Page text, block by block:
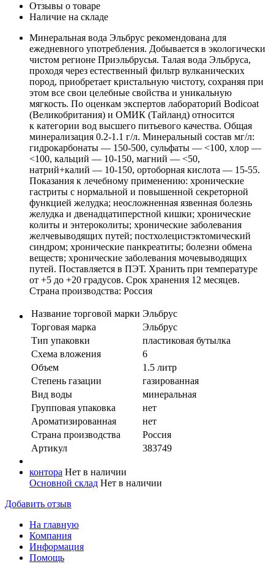
Отзывы о товаре
Наличие на складе
Минеральная вода Эльбрус рекомендована для
ежедневного употребления. Добывается в экологически
чистом регионе Приэльбрусья. Талая вода Эльбруса,
проходя через естественный фильтр вулканических
пород, приобретает кристальную чистоту, сохраняя при
этом все свои целебные свойства и уникальную
мягкость. По оценкам экспертов лабораторий Bodicoat
(Великобритания) и ОМИК (Тайланд) относится
к категории вод высшего питьевого качества. Общая
минерализация 0.2-1.1 г/л. Минеральный состав мг/л:
гидрокарбонаты — 150-500, сульфаты — <100, хлор —
<100, кальций — 10-150, магний — <50,
натрий+калий — 10-150, ортоборная кислота — 15-55.
Показания к лечебному применению: хронические
гастриты с нормальной и повышенной секреторной
функцией желудка; неосложненная язвенная болезнь
желудка и двенадцатиперстной кишки; хронические
колиты и энтероколиты; хронические заболевания
желчевыводящих путей; постхолецистэктомический
синдром; хронические панкреатиты; болезни обмена
веществ; хронические заболевания мочевыводящих
путей. Поставляется в ПЭТ. Хранить при температуре
от +5 до +20 градусов. Срок хранения 12 месяцев.
Страна производства: Россия
Название торговой марки Эльбрус
Торговая марка
Эльбрус
Тип упаковки
пластиковая бутылка
Схема вложения
6
Объем
1.5 литр
Степень газации
газированная
Вид воды
минеральная
Групповая упаковка
нет
Ароматизированная
нет
Страна производства
Россия
Артикул
383749
контора Нет в наличии
Основной склад Нет в наличии
Добавить отзыв
На главную
Компания
Информация
Помощь